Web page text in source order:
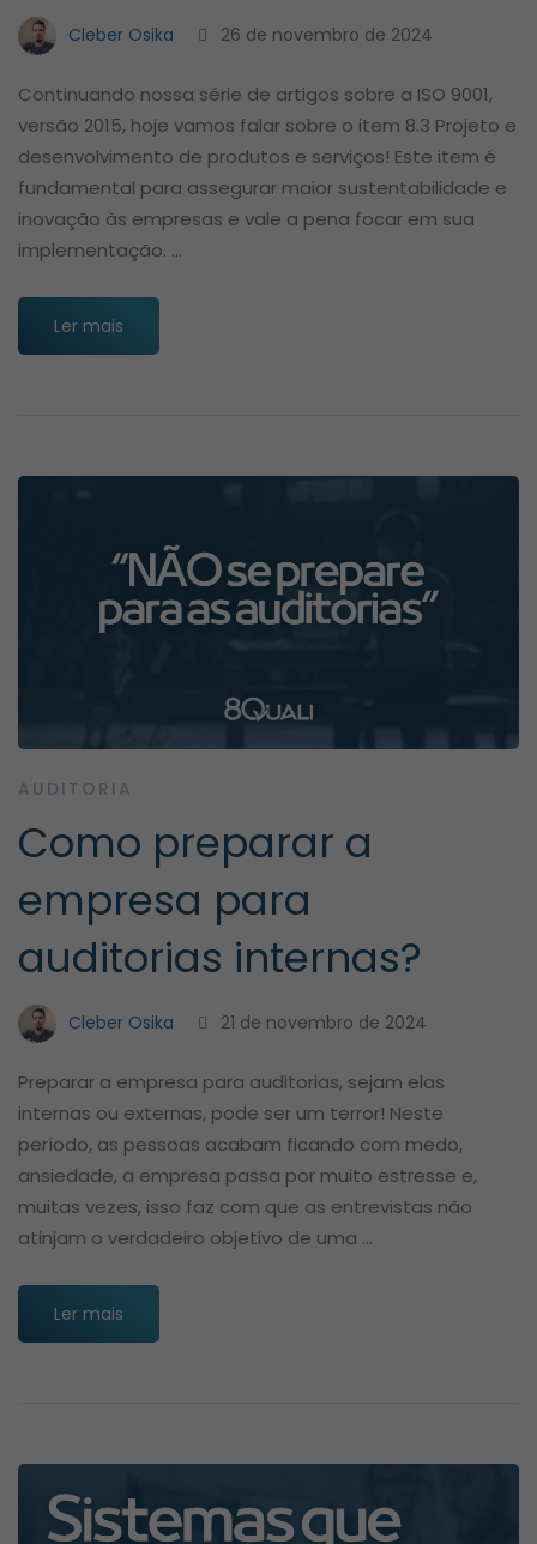
Cleber Osika 26 de novembro de 2024
Continuando nossa série de artigos sobre a ISO 9001,
versão 2015, hoje vamos falar sobre o item 8.3 Projeto e
desenvolvimento de produtos e serviços! Este item é
fundamental para assegurar maior sustentabilidade e
inovação às empresas e vale a pena focar em sua
implementação. …
Ler mais
AUDITORIA
Como preparar a
empresa para
auditorias internas?
Cleber Osika 21 de novembro de 2024
Preparar a empresa para auditorias, sejam elas
internas ou externas, pode ser um terror! Neste
período, as pessoas acabam ficando com medo,
ansiedade, a empresa passa por muito estresse e,
muitas vezes, isso faz com que as entrevistas não
atinjam o verdadeiro objetivo de uma …
Ler mais